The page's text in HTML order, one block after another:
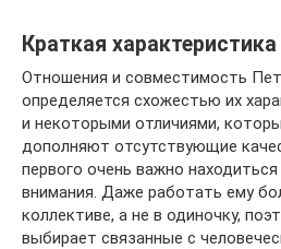
Краткая характеристика
Отношения и совместимость
определяется схожестью их
и некоторыми отличиями,
дополняют отсутствующие
первого очень важно
внимания. Даже работать ему
коллективе, а не в одиночку,
выбирает связанные с